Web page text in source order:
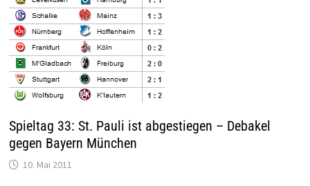
Spieltag 33: St. Pauli ist abgestiegen – Debakel
gegen Bayern München
10. Mai 2011